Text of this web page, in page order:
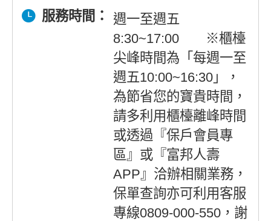
服務時間：
週一至週五
8:30~17:00 ※櫃檯
尖峰時間為「每週一至
週五10:00~16:30」，
為節省您的寶貴時間，
請多利用櫃檯離峰時間
或透過『保戶會員專
區』或『富邦人壽
APP』洽辦相關業務，
保單查詢亦可利用客服
專線0809-000-550，謝